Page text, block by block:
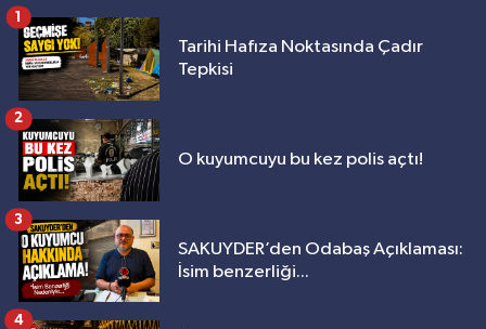
Tarihi Hafıza Noktasında Çadır
Tepkisi
1
O kuyumcuyu bu kez polis açtı!
2
SAKUYDER’den Odabaş Açıklaması:
İsim benzerliği...
3
4